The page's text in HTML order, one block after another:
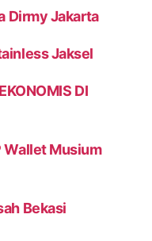
Dirmy Jakarta
Jaksel
DI
Wallet Musium
Bekasi